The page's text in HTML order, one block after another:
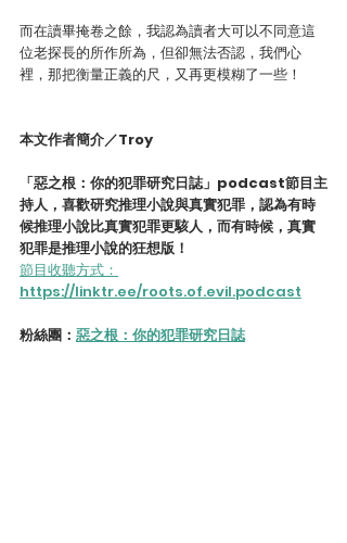
而在讀畢掩卷之餘，我認為讀者大可以不同意這
位老探長的所作所為，但卻無法否認，我們心
裡，那把衡量正義的尺，又再更模糊了一些！
本文作者簡介／Troy
「惡之根：你的犯罪研究日誌」podcast節目主
持人，喜歡研究推理小說與真實犯罪，認為有時
候推理小說比真實犯罪更駭人，而有時候，真實
犯罪是推理小說的狂想版！
節目收聽方式：
https://linktr.ee/roots.of.evil.podcast
粉絲團： 惡之根：你的犯罪研究日誌